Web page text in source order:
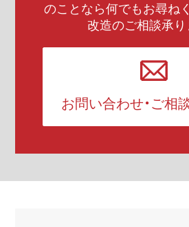
のことなら何でもお尋ね
改造のご相談承り
お問い合わせ・ご相